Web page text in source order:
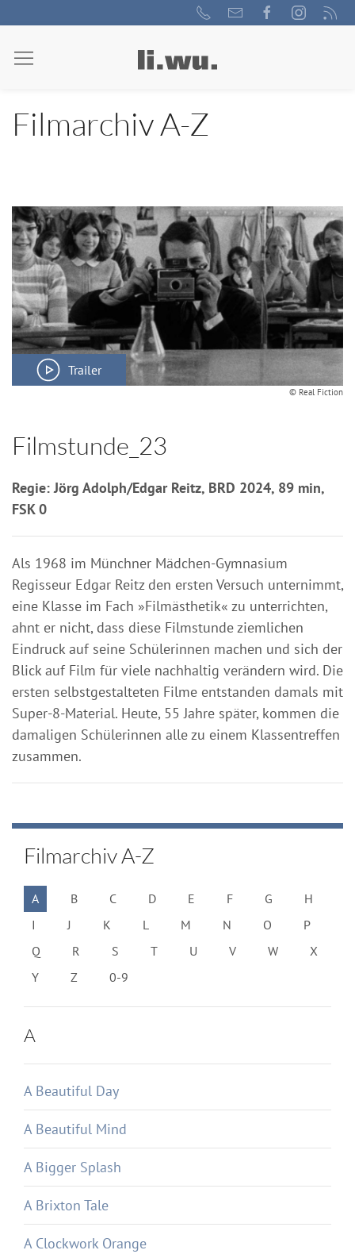
Filmarchiv A-Z
Trailer
© Real Fiction
Filmstunde_23
Regie: Jörg Adolph/Edgar Reitz, BRD 2024, 89 min,
FSK 0
Als 1968 im Münchner Mädchen-Gymnasium
Regisseur Edgar Reitz den ersten Versuch unternimmt,
eine Klasse im Fach »Filmästhetik« zu unterrichten,
ahnt er nicht, dass diese Filmstunde ziemlichen
Eindruck auf seine Schülerinnen machen und sich der
Blick auf Film für viele nachhaltig verändern wird. Die
ersten selbstgestalteten Filme entstanden damals mit
Super-8-Material. Heute, 55 Jahre später, kommen die
damaligen Schülerinnen alle zu einem Klassentreffen
zusammen.
Filmarchiv A-Z
A B C D E F G
H
I
J K L M N O
P
Q
R S T U V W
X
Y
Z 0-9
A
A Beautiful Day
A Beautiful Mind
A Bigger Splash
A Brixton Tale
A Clockwork Orange